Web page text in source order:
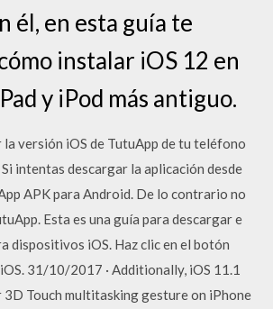
él, en esta guía te
instalar iOS 12 en
y iPod más antiguo.
versión iOS de TutuApp de tu teléfono
intentas descargar la aplicación desde
APK para Android. De lo contrario no
Esta es una guía para descargar e
dispositivos iOS. Haz clic en el botón
31/10/2017 · Additionally, iOS 11.1
Touch multitasking gesture on iPhone